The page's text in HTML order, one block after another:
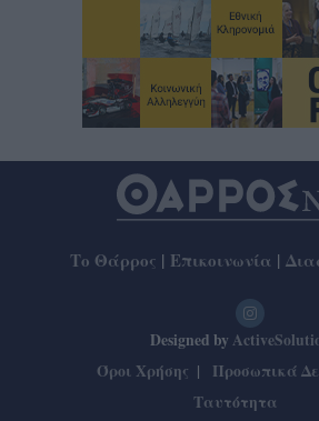
Το Θάρρος | Επικοινωνία |
Designed by
Όροι Χρήσης
Προσωπικά
Ταυτότητα